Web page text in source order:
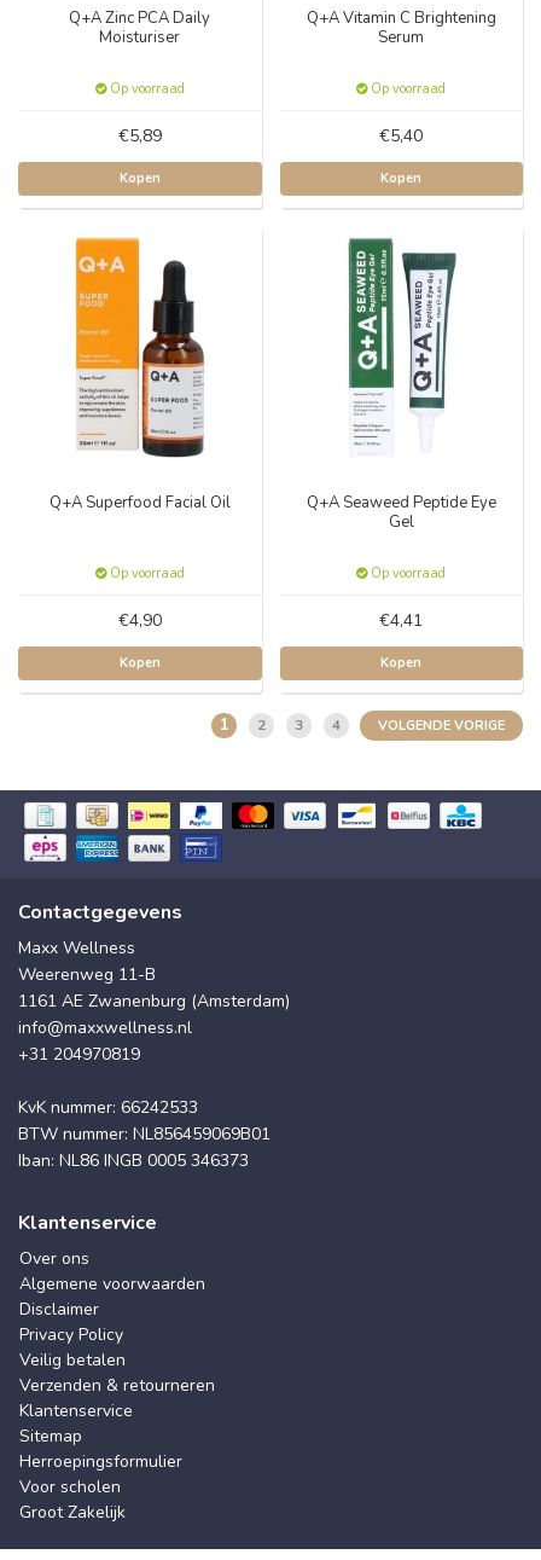
Q+A Zinc PCA Daily
Moisturiser
Op voorraad
€5,89
Kopen
Q+A Vitamin C Brightening
Serum
Op voorraad
€5,40
Kopen
Q+A Superfood Facial Oil
Op voorraad
€4,90
Kopen
Q+A Seaweed Peptide Eye
Gel
Op voorraad
€4,41
Kopen
1 2 3 4 VOLGENDE VORIGE
Contactgegevens
Maxx Wellness
Weerenweg 11-B
1161 AE Zwanenburg (Amsterdam)
info@maxxwellness.nl
+31 204970819
KvK nummer: 66242533
BTW nummer: NL856459069B01
Iban: NL86 INGB 0005 346373
Klantenservice
Over ons
Algemene voorwaarden
Disclaimer
Privacy Policy
Veilig betalen
Verzenden & retourneren
Klantenservice
Sitemap
Herroepingsformulier
Voor scholen
Groot Zakelijk